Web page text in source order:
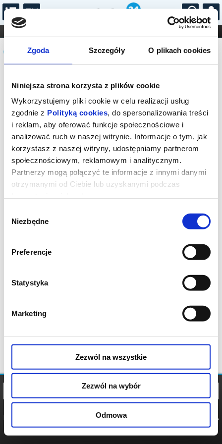
Zgoda Szczegóły O plikach cookies
Niniejsza strona korzysta z plików cookie
Wykorzystujemy pliki cookie w celu realizacji usług
zgodnie z Polityką cookies, do spersonalizowania treści
i reklam, aby oferować funkcje społecznościowe i
analizować ruch w naszej witrynie. Informacje o tym, jak
korzystasz z naszej witryny, udostępniamy partnerom
społecznościowym, reklamowym i analitycznym.
Partnerzy mogą połączyć te informacje z innymi danymi
otrzymanymi od Ciebie lub uzyskanymi podczas
zgody
Niezbędne
Preferencje
Statystyka
Marketing
Zezwól na wszystkie
Zezwól na wybór
Odmowa
...
FILHARMONIA OPERA I BALET
STAND-UP
DLA DZIECI
Komunikat
Sprzedaż on-line została zakończona,
sprawdź dostępność biletów w kasie.
POLITYKA
POLITYKA